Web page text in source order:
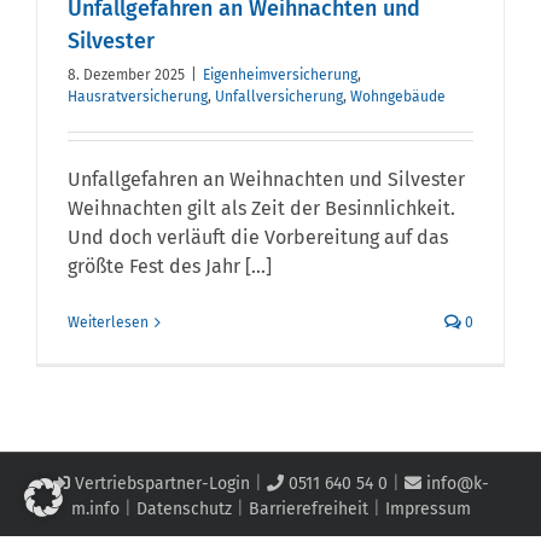
Unfallgefahren an Weihnachten und
Silvester
8. Dezember 2025 Eigenheimversicherung,
Hausratversicherung, Unfallversicherung, Wohngebäude
Unfallgefahren an Weihnachten und Silvester
Weihnachten gilt als Zeit der Besinnlichkeit.
Und doch verläuft die Vorbereitung auf das
größte Fest des Jahr [...]
Weiterlesen 0
Vertriebspartner-Login 0511 640 54 0
info@k-
m.info| Datenschutz| Barrierefreiheit| Impressum